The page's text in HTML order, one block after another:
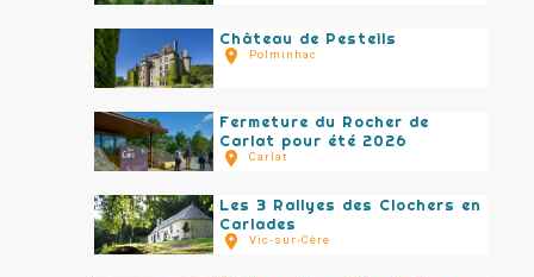
Château de Pesteils
Polminhac
Fermeture du Rocher de
Carlat pour été 2026
Carlat
Les 3 Rallyes des Clochers en
Carlades
Vic-sur-Cère